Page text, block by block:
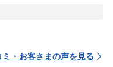
・お客さまの声を見る